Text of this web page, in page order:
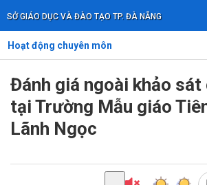
SỞ GIÁO DỤC VÀ ĐÀO TẠO TP. ĐÀ NẴNG
Hoạt động chuyên môn
Đánh giá ngoài khảo
tại Trường Mẫu giáo
Lãnh Ngọc